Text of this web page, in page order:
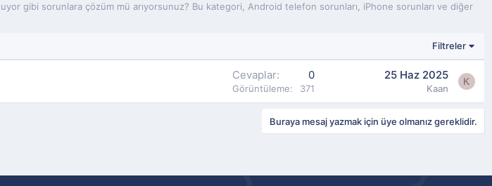
gibi sorunlara çözüm mü arıyorsunuz? Bu kategori, Android telefon sorunları, iPhone sorunları ve diğer
Filtreler
Cevaplar 0
Görüntüleme 371
25 Haz 2025
Kaan
K
Buraya mesaj yazmak için üye olmanız gereklidir.